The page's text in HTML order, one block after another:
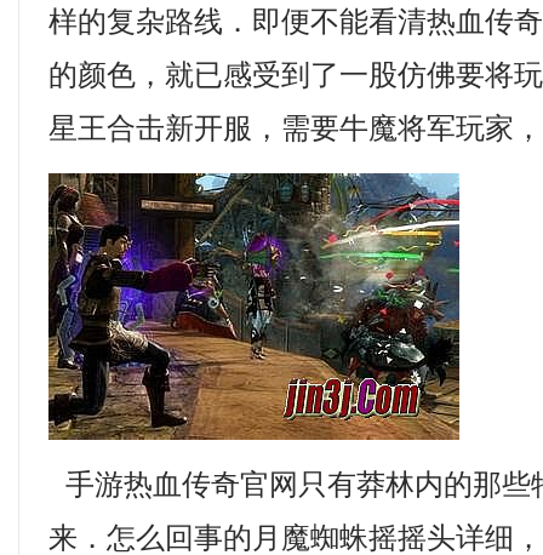
样的复杂路线．即便不能看清热血传
的颜色，就已感受到了一股仿佛要将
星王合击新开服，需要牛魔将军玩家
手游热血传奇官网只有莽林内的那些
来．怎么回事的月魔蜘蛛摇摇头详细